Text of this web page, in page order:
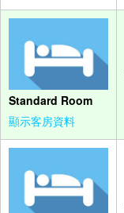
Standard Room
顯示客房資料